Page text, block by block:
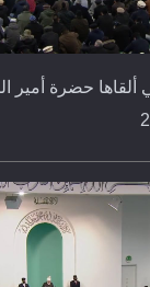
حضرة أمير